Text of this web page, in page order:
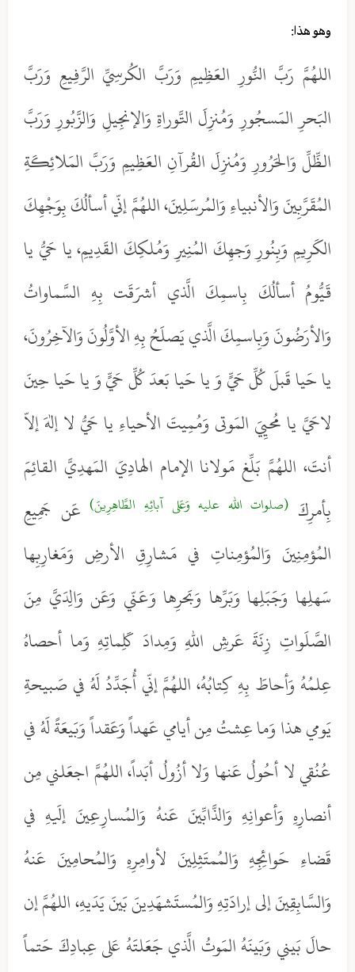
وهو هذا:
اللهُمَّ رَبَّ النُّورِ العَظِيمِ وَرَبَّ الكُرسِيِّ الرَّفِيعِ وَرَبَّ
البَحرِ المَسجُورِ وَمُنزِلَ التَّوراةِ وَالإنجِيلِ وَالزَّبُورِ وَرَبَّ
الظِّلِّ وَالحَرُورِ وَمُنزِلَ القُرآنِ العَظِيمِ وَرَبَّ المَلائِكَةِ
المُقَرَّبِينَ وَالأنبياءِ وَالمُرسَلِينَ، اللهُمَّ إنّي أسألُكَ بِوَجْهِكَ
الكَرِيمِ وَبِنُورِ وَجهِكَ المُنِيرِ وَمُلكِكَ القَدِيمِ، يا حَيُّ يا
قَيُّومُ أسألُكَ بِاسمِكَ الَّذي أشرَقَت بِهِ السَّماواتُ
وَالأرَضُونَ وَبِاسمِكَ الَّذي يَصلَحُ بِهِ الأوَّلُونَ وَالآخِرُونَ،
يا حَيا قَبلَ كُلِّ حَيٍّ وَ يا حَيا بَعدَ كُلِّ حَيٍّ وَ يا حَيا حِينَ
لاحَيَّ يا مُحيِيَ المَوتى وَمُمِيتَ الأحياءِ يا حَيُّ لا إلهَ إلاّ
أنتَ، اللهُمَّ بَلِّغ مَولانا الإمام الهادِيَ المَهدِيَّ القائِمَ
بِأمرِكَ (صلوات الله عليه وَعَلى آبائِهِ الطَّاهِرِينَ)عَن جَمِيعِ
المُؤمِنِينَ وَالمُؤمِناتِ في مَشارِقِ الأرضِ وَمَغارِبِها
سَهلِها وَجَبَلِها وَبَرِّها وَبَحرِها وَعَنّي وَعَن وَالِدَيَّ مِنَ
الصَّلَواتِ زِنَةَ عَرشِ اللهِ وَمِدادَ كَلِماتِهِ وَما أحصاهُ
عِلمُهُ وَأحاطَ بِهِ كِتابُهُ، اللهُمَّ إنّي أُجَدِّدُ لَهُ في صَبيحةِ
يَومي هذا وَما عِشتُ مِن أيامي عَهداً وَعَقداً وَبَيعَةً لَهُ في
عُنُقي لا أحُولُ عَنها وَلا أزُولُ أبَداً، اللهُمَّ اجعَلني مِن
أنصارِهِ وَأعوانِهِ وَالذَّابِّينَ عَنهُ وَالمُسارِعِينَ إلَيهِ في
قَضاءِ حَوائِجِهِ وَالمُمتَثِلِينَ لأوامِرِهِ وَالمُحامِينَ عَنهُ
وَالسَّابِقِينَ إلى إرادَتِهِ وَالمُستَشهَدِينَ بَينَ يَدَيهِ، اللهُمَّ إن
حالَ بَيني وَبَينَهُ المَوتُ الَّذي جَعَلتَهُ عَلى عِبادِكَ حَتماً